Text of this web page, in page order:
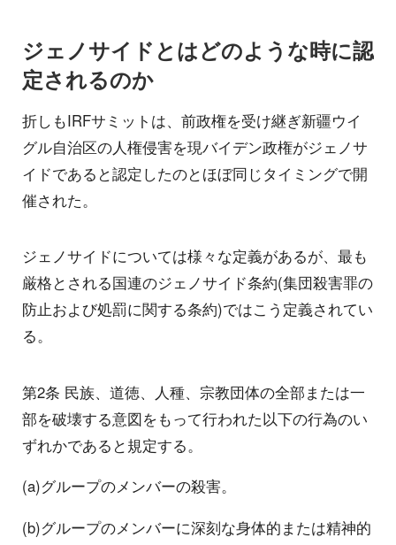
ジェノサイドとはどのような時に認
定されるのか
折しもIRFサミットは、前政権を受け継ぎ新疆ウイ
グル自治区の人権侵害を現バイデン政権がジェノサ
イドであると認定したのとほぼ同じタイミングで開
催された。
ジェノサイドについては様々な定義があるが、最も
厳格とされる国連のジェノサイド条約(集団殺害罪の
防止および処罰に関する条約)ではこう定義されてい
る。
第2条 民族、道徳、人種、宗教団体の全部または一
部を破壊する意図をもって行われた以下の行為のい
ずれかであると規定する。
(a)グループのメンバーの殺害。
(b)グループのメンバーに深刻な身体的または精神的